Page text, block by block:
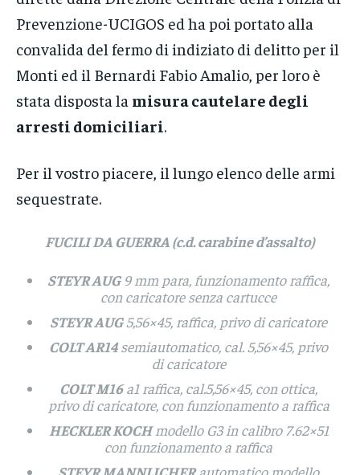
Prevenzione-UCIGOS ed ha poi portato alla
convalida del fermo di indiziato di delitto per il
Monti ed il Bernardi Fabio Amalio, per loro è
stata disposta la misura cautelare degli
arresti domiciliari.
Per il vostro piacere, il lungo elenco delle armi
sequestrate.
FUCILI DA GUERRA (c.d. carabine d’assalto)
STEYR AUG9 mm para, funzionamento raffica,
con caricatore senza cartucce
STEYR AUG5,56×45, raffica, privo di caricatore
COLT AR14semiautomatico, cal. 5,56×45, privo
di caricatore
COLT M16a1 raffica, cal.5,56×45, con ottica,
privo di caricatore, con funzionamento a raffica
HECKLER KOCHmodello G3 in calibro 7.62×51
con funzionamento a raffica
STEYR MANNLICHERautomatico modello